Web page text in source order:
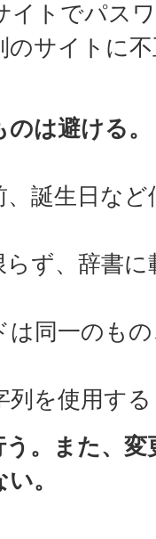
イトでパス
のサイトに
は避ける。
、誕生日な
らず、辞書
は同一のも
列を使用する
。また、
。